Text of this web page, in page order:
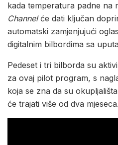
kada temperatura padne na
Channelće dati ključan
automatski zamjenjujući
digitalnim bilbordima sa
Pedeset i tri bilborda su
za ovaj pilot program, s
koja se zna da su
će trajati više od dva mjeseca.